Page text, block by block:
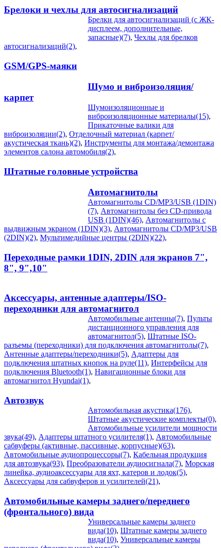
Брелоки и чехлы для автосигнализаций
Брелки для автосигнализаций (с ЖК-
дисплеем, дополнительные,
запасные)(7), Чехлы для брелков
автосигнализаций(2),
GSM/GPS-маяки
Шумо и виброизоляция/
карпет
Шумоизоляционные и
виброизоляционные материалы(15),
Прикаточные валики для
виброизоляции(2), Отделочный материал (карпет/
акустическая ткань)(2), Инструменты для монтажа/демонтажа
элементов салона автомобиля(2),
Штатные головные устройства
Автомагнитолы
Автомагнитолы CD/MP3/USB (1DIN)
(7), Автомагнитолы без CD-привода
USB (1DIN)(46), Автомагнитолы с
выдвижным экраном (1DIN)(3), Автомагнитолы CD/MP3/USB
(2DIN)(2), Мультимедийные центры (2DIN)(22),
Переходные рамки 1DIN, 2DIN для экранов 7",
8", 9",10"
Аксессуары, антенные адаптеры/ISO-
переходники для автомагнитол
Автомобильные антенны(7), Пульты
дистанционного управления для
автомагнитол(5), Штатные ISO-
разъемы (переходники) для подключения автомагнитолы(7),
Антенные адаптеры/переходники(5), Адаптеры для
подключения штатных кнопок на руле(11), Интерфейсы для
подключения Bluetooth(1), Навигационные блоки для
автомагнитол Hyundai(1),
Автозвук
Автомобильная акустика(176),
Штатные акустические комплекты(0),
Автомобильные усилители мощности
звука(49), Адаптеры штатного усилителя(1), Автомобильные
сабвуферы (активные, пассивные, корпусные)(63),
Автомобильные аудиопроцессоры(7), Кабельная продукция
для автозвука(93), Преобразователи аудиосигнала(7), Морская
линейка, аудиоаксессуары для яхт, катеров и лодок(5),
Аксессуары для сабвуферов и усилителей(21),
Автомобильные камеры заднего/переднего
(фронтального) вида
Универсальные камеры заднего
вида(10), Штатные камеры заднего
вида(10), Универсальные камеры